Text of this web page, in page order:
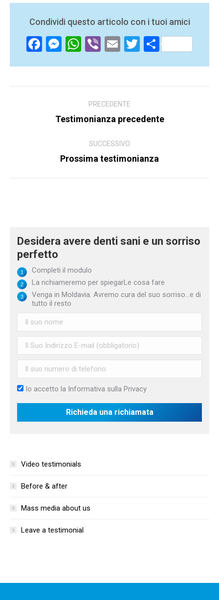
Condividi questo articolo con i tuoi amici
Facebook
Messenger
WhatsApp
ViberEmailTwitter
Share
PRECEDENTE
Articolo
Testimonianza precedente
SUCCESSIVO
Articolo
Prossima testimonianza
Desidera avere denti sani e un sorriso
perfetto
Completi il modulo
La richiameremo per spiegarLe cosa fare
Venga in Moldavia. Avremo cura del suo sorriso...e di
tutto il resto
Io accetto la Informativa sulla Privacy
Video testimonials
Before & after
Mass media about us
Leave a testimonial